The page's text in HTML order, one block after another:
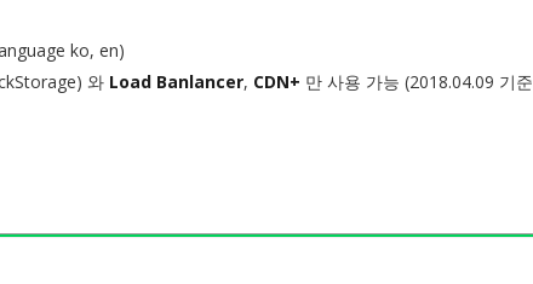
ko, en)
와 Load Banlancer, CDN+ 만 사용 가능 (2018.04.09 기